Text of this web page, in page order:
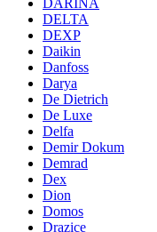
DELTA
DEXP
Daikin
Danfoss
Darya
De Dietrich
De Luxe
Delfa
Demir Dokum
Demrad
Dex
Dion
Domos
Drazice